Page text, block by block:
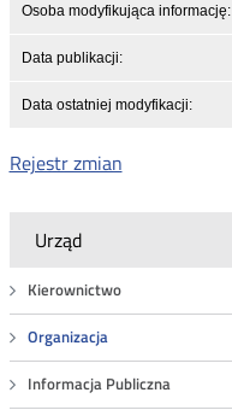
Urząd
Kierownictwo
Organizacja
Informacja Publiczna
Osoba modyfikująca informację:
Data publikacji:
Data ostatniej modyfikacji:
Rejestr zmian